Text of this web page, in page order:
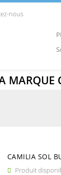
nous
CAMILIA SOL
 Produit